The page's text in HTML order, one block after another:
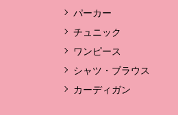
パーカー
チュニック
ワンピース
シャツ・ブラウス
カーディガン